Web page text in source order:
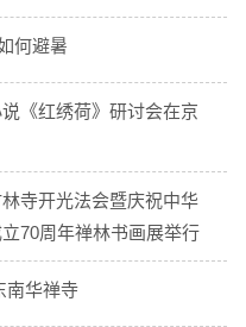
何避暑
《红绣荷》研讨会在京
寺开光法会暨庆祝中华
70周年禅林书画展举行
南华禅寺